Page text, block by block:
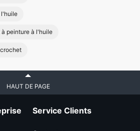
l'huile
peinture à l'huile
HAUT DE PAGE
Service Clients